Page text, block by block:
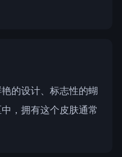
的设计、标志性的蝴
，拥有这个皮肤通常